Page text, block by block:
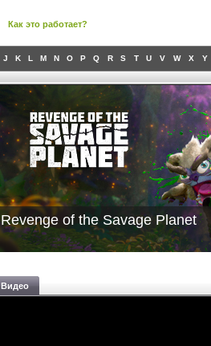
Как это работает?
J K L M N O P Q R S T U V W X Y
Revenge of the Savage Planet
Видео